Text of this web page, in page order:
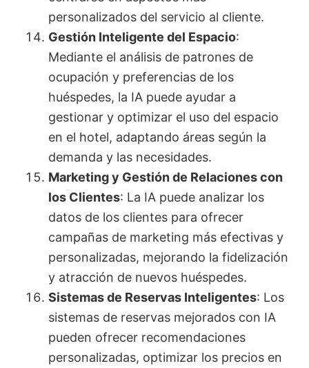
personalizados del servicio al cliente.
Gestión Inteligente del Espacio:
Mediante el análisis de patrones de
ocupación y preferencias de los
huéspedes, la IA puede ayudar a
gestionar y optimizar el uso del espacio
en el hotel, adaptando áreas según la
demanda y las necesidades.
Marketing y Gestión de Relaciones con
los Clientes: La IA puede analizar los
datos de los clientes para ofrecer
campañas de marketing más efectivas y
personalizadas, mejorando la fidelización
y atracción de nuevos huéspedes.
Sistemas de Reservas Inteligentes: Los
sistemas de reservas mejorados con IA
pueden ofrecer recomendaciones
personalizadas, optimizar los precios en